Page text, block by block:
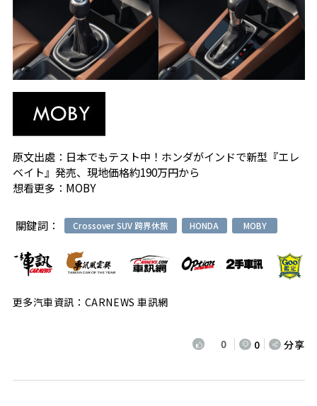
原文出處： 日本でもテスト中！ホンダがインドで新型『エレ
ベイト』発売、現地価格約190万円から
想看更多： MOBY
關鍵詞： Crossover SUV 跨界休旅 HONDA MOBY
更多汽車資訊：CARNEWS 車訊網
0 0 分享